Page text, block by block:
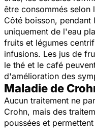
être consommés selon
Côté boisson, pendant
uniquement de l'eau
fruits et légumes
infusions. Les jus de
le thé et le café
d'amélioration des
Maladie de
Aucun traitement ne
Crohn, mais des
poussées et